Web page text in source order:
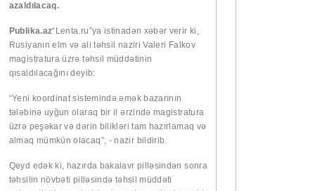
azaldılacaq.
Publika.az“Lenta.ru”ya istinadən xəbər verir ki,
Rusiyanın elm və ali təhsil naziri Valeri Falkov
magistratura üzrə təhsil müddətinin
qısaldılacağını deyib:
“Yeni koordinat sistemində əmək bazarının
tələbinə uyğun olaraq bir il ərzində magistratura
üzrə peşəkar və dərin bilikləri tam hazırlamaq və
almaq mümkün olacaq”, - nazir bildirib.
Qeyd edək ki, hazırda bakalavr pilləsindən sonra
təhsilin növbəti pilləsində təhsil müddəti